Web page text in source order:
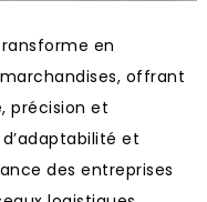
en
offrant
précision et
et
des entreprises